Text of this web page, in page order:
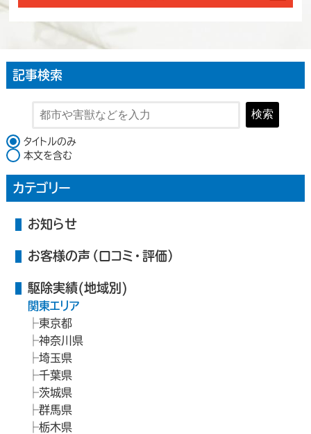
記事検索
検索
検索対象
タイトルのみ
本文を含む
カテゴリー
お知らせ
お客様の声（口コミ・評価）
駆除実績(地域別)
関東エリア
東京都
神奈川県
埼玉県
千葉県
茨城県
群馬県
栃木県